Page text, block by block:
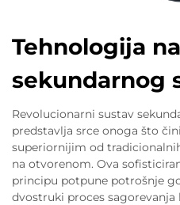
Tehnologija
sekundarnog
Revolucionarni sustav
predstavlja srce onoga što
superiornijim od
na otvorenom. Ova
principu potpune potrošnje
dvostruki proces